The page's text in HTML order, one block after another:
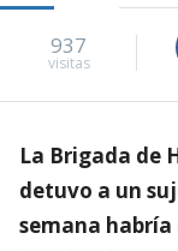
937
visitas
La Brigada de
detuvo a un
semana